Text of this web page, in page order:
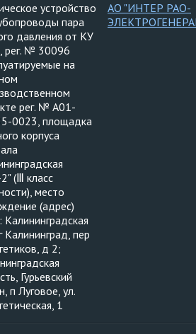
устройство
пара
давления от КУ
№ 30096
на
рег. № А01-
0023, площадка
корпуса
(Ⅲ класс
место
(адрес)
Калининград, пер
д 2;
Гурьевский
п Луговое, ул.
1
АО "ИНТЕР РАО-